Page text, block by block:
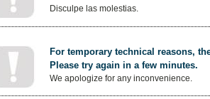
Disculpe las molestias.
For temporary technical reasons,
Please try again in a few minutes.
We apologize for any inconvenience.